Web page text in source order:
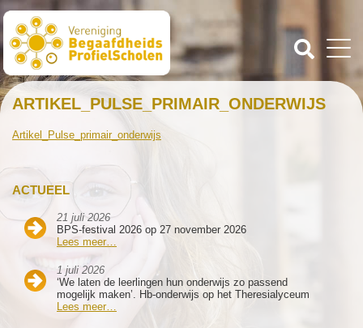
ACTUEEL
21 juli 2026
BPS-festival 2026 op 27 november 2026
Lees meer…
1 juli 2026
‘We laten de leerlingen hun onderwijs zo passend
mogelijk maken’. Hb-onderwijs op het Theresialyceum
Lees meer…
ARTIKEL_PULSE_PRIMAIR_ONDERWIJS
Artikel_Pulse_primair_onderwijs